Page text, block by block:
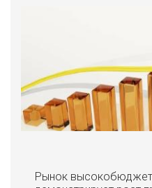
Рынок